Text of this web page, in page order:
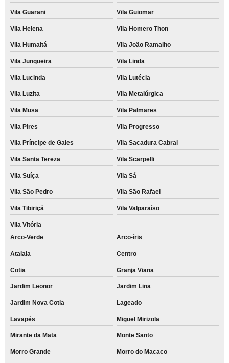
Vila Guarani Vila Guiomar
Vila Helena Vila Homero Thon
Vila Humaitá Vila João Ramalho
Vila Junqueira Vila Linda
Vila Lucinda Vila Lutécia
Vila Luzita Vila Metalúrgica
Vila Musa Vila Palmares
Vila Pires Vila Progresso
Vila Príncipe de Gales Vila Sacadura Cabral
Vila Santa Tereza Vila Scarpelli
Vila Suíça Vila Sá
Vila São Pedro Vila São Rafael
Vila Tibiriçá Vila Valparaíso
Vila Vitória
Arco-Verde
Arco-íris
Atalaia Centro
Cotia Granja Viana
Jardim Leonor Jardim Lina
Jardim Nova Cotia Lageado
Lavapés Miguel Mirizola
Mirante da Mata Monte Santo
Morro Grande Morro do Macaco